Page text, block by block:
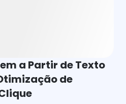
a Partir de Texto
de